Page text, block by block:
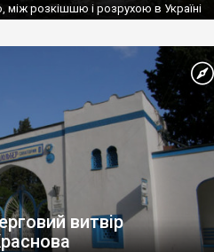
між розкішшю і розрухою в Україні
витвір